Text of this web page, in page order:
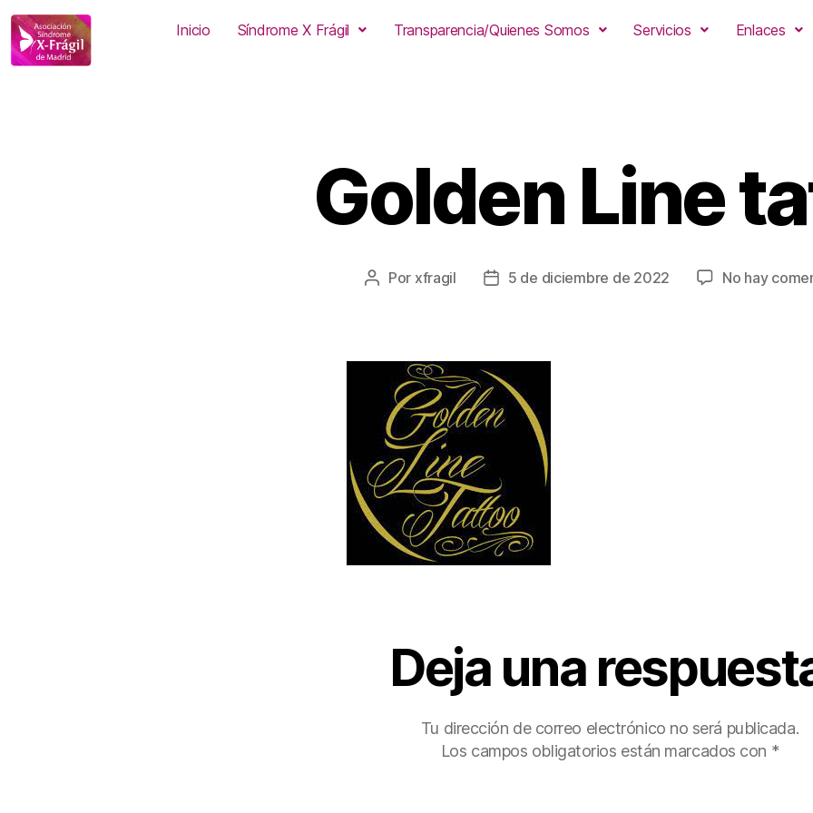
Inicio Síndrome X Frágil Transparencia/Quienes Somos Servicios Enlaces
Golden Line
Por xfragil 5 de diciembre de 2022 No hay
Deja una
Tu dirección de correo electrónico no será publicada.
Los campos obligatorios están marcados con *